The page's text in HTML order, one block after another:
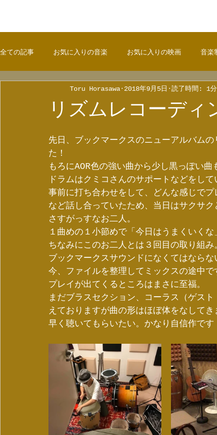
全ての記事 お気に入りの音楽 お気に入りの映画 音楽
リズムレコーディ
Toru Horasawa 2018年9月5日 読了時間: 1分
先日、ブックマークスのニューアルバム
た！
もろにAOR色の強い曲から少し黒っぽい曲
ドラムはクミコさんのサポートなどをし
事前に打ち合わせをして、どんな感じで
など話し合っていたため、当日はサクサ
さすがっすなお二人。
１曲めの１小節めで「今日はうまくいく
ちなみにこのお二人とは３回目の取り組み
ブックマークスサウンドになくてはなら
今、ファイルを整理してミックスの途中
プレイが出てくるところはまさに至福。
まだブラスセクション、コーラス（ゲス
えておりますが曲の形はほぼ体をなしてき
早く聴いてもらいたい。かなり自信作で